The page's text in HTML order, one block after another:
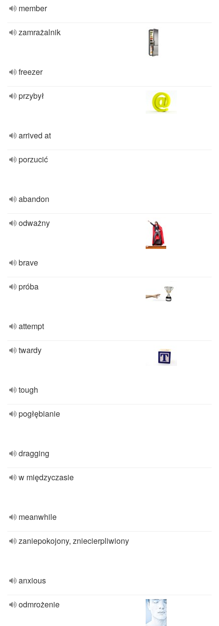
member
zamrażalnik
freezer
przybył
arrived at
porzucić
abandon
odważny
brave
próba
attempt
twardy
tough
pogłębianie
dragging
w międzyczasie
meanwhile
zaniepokojony, zniecierpliwiony
anxious
odmrożenie